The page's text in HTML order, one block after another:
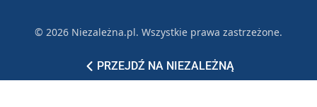
PRZEJDŹ NA NIEZALEŻNĄ
© 2026 Niezależna.pl. Wszystkie prawa zastrzeżone.
Reklama Polityka prywatności